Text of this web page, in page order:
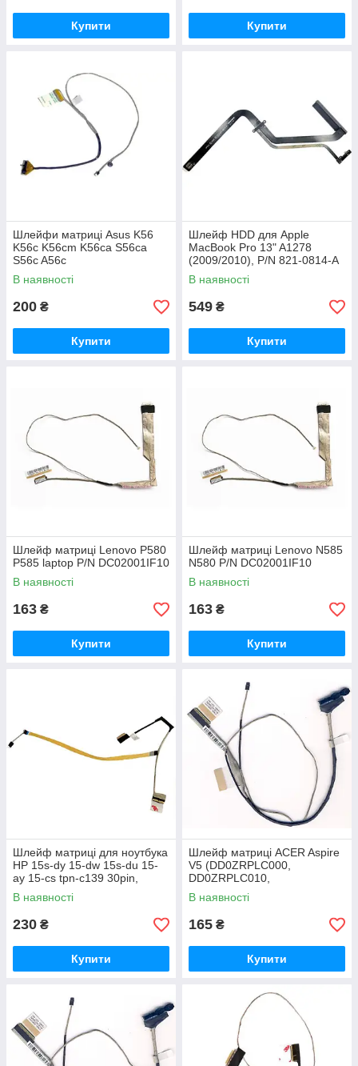
Купити Купити
Шлейфи матриці Asus K56
K56c K56cm K56ca S56ca
S56c A56c
В наявності
200 ₴
Купити
Шлейф HDD для Apple
MacBook Pro 13" A1278
(2009/2010), P/N 821-0814-A
В наявності
549 ₴
Купити
Шлейф матриці Lenovo P580
P585 laptop P/N DC02001IF10
В наявності
163 ₴
Купити
Шлейф матриці Lenovo N585
N580 P/N DC02001IF10
В наявності
163 ₴
Купити
Шлейф матриці для ноутбука
HP 15s-dy 15-dw 15s-du 15-
ay 15-cs tpn-c139 30pin,
DC02C00QJ00)
В наявності
230 ₴
Купити
Шлейф матриці ACER Aspire
V5 (DD0ZRPLC000,
DD0ZRPLC010,
DD0ZRPLC020 )
В наявності
165 ₴
Купити